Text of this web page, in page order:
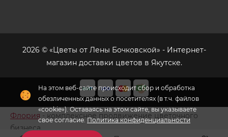
На этом веб-сайте происходит сбор и обработка
обезличенных данных о посетителях (в т.ч. файлов
«cookie»). Оставаясь на этом сайте, вы указываете
свое согласие.Политика конфиденциальности
2026 © «Цветы от Лены Бочковской» - Интернет-
магазин доставки цветов в Якутске.
Флория - комплексное продвижение цветочного
бизнеса